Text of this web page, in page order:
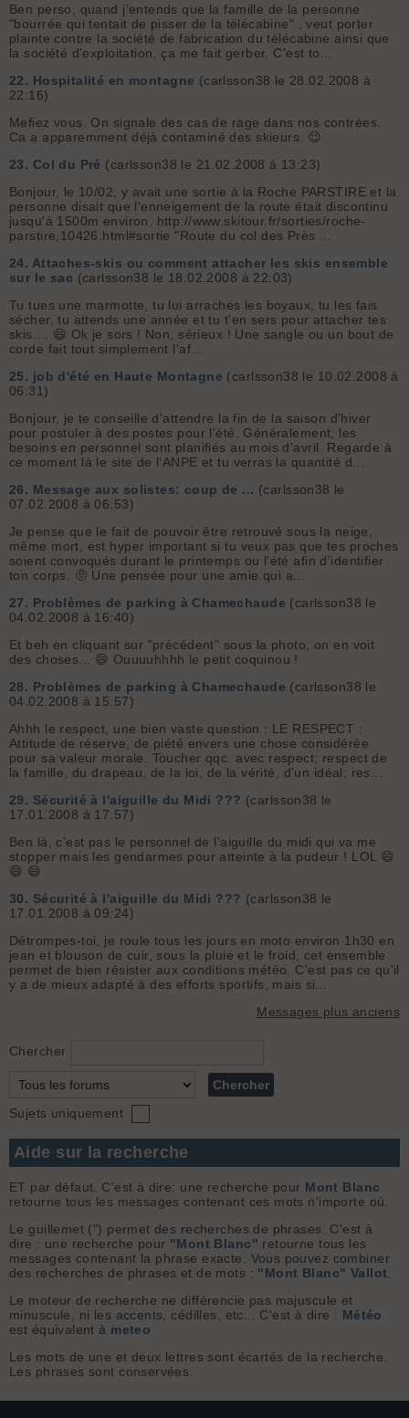
Ben perso, quand j'entends que la famille de la personne
"bourrée qui tentait de pisser de la télécabine" , veut porter
plainte contre la société de fabrication du télécabine ainsi que
la société d'exploitation, ça me fait gerber. C'est to...
22. Hospitalité en montagne (carlsson38 le 28.02.2008 à
22:16)
Mefiez vous. On signale des cas de rage dans nos contrées.
Ca a apparemment déjà contaminé des skieurs. 😉
23. Col du Pré (carlsson38 le 21.02.2008 à 13:23)
Bonjour, le 10/02, y avait une sortie à la Roche PARSTIRE et la
personne disait que l'enneigement de la route était discontinu
jusqu'à 1500m environ. http://www.skitour.fr/sorties/roche-
parstire,10426.html#sortie "Route du col des Près ...
24. Attaches-skis ou comment attacher les skis ensemble
sur le sac (carlsson38 le 18.02.2008 à 22:03)
Tu tues une marmotte, tu lui arraches les boyaux, tu les fais
sécher, tu attends une année et tu t'en sers pour attacher tes
skis.... 😄 Ok je sors ! Non, sérieux ! Une sangle ou un bout de
corde fait tout simplement l'af...
25. job d'été en Haute Montagne (carlsson38 le 10.02.2008 à
06:31)
Bonjour, je te conseille d'attendre la fin de la saison d'hiver
pour postuler à des postes pour l'été. Généralement, les
besoins en personnel sont planifiés au mois d'avril. Regarde à
ce moment là le site de l'ANPE et tu verras la quantité d...
26. Message aux solistes: coup de ... (carlsson38 le
07.02.2008 à 06:53)
Je pense que le fait de pouvoir être retrouvé sous la neige,
même mort, est hyper important si tu veux pas que tes proches
soient convoqués durant le printemps ou l'été afin d'identifier
ton corps. 🤨 Une pensée pour une amie qui a...
27. Problèmes de parking à Chamechaude (carlsson38 le
04.02.2008 à 16:40)
Et beh en cliquant sur "précédent" sous la photo, on en voit
des choses... 😄 Ouuuuhhhh le petit coquinou !
28. Problèmes de parking à Chamechaude (carlsson38 le
04.02.2008 à 15:57)
Ahhh le respect, une bien vaste question : LE RESPECT :
Attitude de réserve, de piété envers une chose considérée
pour sa valeur morale. Toucher qqc. avec respect; respect de
la famille, du drapeau, de la loi, de la vérité, d'un idéal; res...
29. Sécurité à l'aiguille du Midi ??? (carlsson38 le
17.01.2008 à 17:57)
Ben là, c'est pas le personnel de l'aiguille du midi qui va me
stopper mais les gendarmes pour atteinte à la pudeur ! LOL 😄
😄 😄
30. Sécurité à l'aiguille du Midi ??? (carlsson38 le
17.01.2008 à 09:24)
Détrompes-toi, je roule tous les jours en moto environ 1h30 en
jean et blouson de cuir, sous la pluie et le froid, cet ensemble
permet de bien résister aux conditions météo. C'est pas ce qu'il
y a de mieux adapté à des efforts sportifs, mais si...
Messages plus anciens
Chercher
Sujets uniquement
Aide sur la recherche
ET par défaut. C'est à dire: une recherche pour Mont Blanc
retourne tous les messages contenant ces mots n'importe où.
Le guillemet (") permet des recherches de phrases. C'est à
dire : une recherche pour "Mont Blanc" retourne tous les
messages contenant la phrase exacte. Vous pouvez combiner
des recherches de phrases et de mots : "Mont Blanc" Vallot
Le moteur de recherche ne différencie pas majuscule et
minuscule, ni les accents, cédilles, etc... C'est à dire : Météo
est équivalent à meteo
Les mots de une et deux lettres sont écartés de la recherche.
Les phrases sont conservées.